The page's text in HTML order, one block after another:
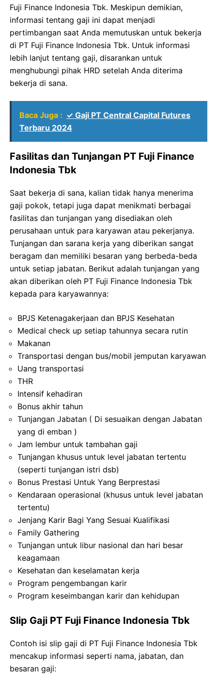
Fuji Finance Indonesia Tbk. Meskipun demikian,
informasi tentang gaji ini dapat menjadi
pertimbangan saat Anda memutuskan untuk bekerja
di PT Fuji Finance Indonesia Tbk. Untuk informasi
lebih lanjut tentang gaji, disarankan untuk
menghubungi pihak HRD setelah Anda diterima
bekerja di sana.
Baca Juga : ✓ Gaji PT Central Capital Futures
Terbaru 2024
Fasilitas dan Tunjangan PT Fuji Finance
Indonesia Tbk
Saat bekerja di sana, kalian tidak hanya menerima
gaji pokok, tetapi juga dapat menikmati berbagai
fasilitas dan tunjangan yang disediakan oleh
perusahaan untuk para karyawan atau pekerjanya.
Tunjangan dan sarana kerja yang diberikan sangat
beragam dan memiliki besaran yang berbeda-beda
untuk setiap jabatan. Berikut adalah tunjangan yang
akan diberikan oleh PT Fuji Finance Indonesia Tbk
kepada para karyawannya:
BPJS Ketenagakerjaan dan BPJS Kesehatan
Medical check up setiap tahunnya secara rutin
Makanan
Transportasi dengan bus/mobil jemputan karyawan
Uang transportasi
THR
Intensif kehadiran
Bonus akhir tahun
Tunjangan Jabatan ( Di sesuaikan dengan Jabatan
yang di emban )
Jam lembur untuk tambahan gaji
Tunjangan khusus untuk level jabatan tertentu
(seperti tunjangan istri dsb)
Bonus Prestasi Untuk Yang Berprestasi
Kendaraan operasional (khusus untuk level jabatan
tertentu)
Jenjang Karir Bagi Yang Sesuai Kualifikasi
Family Gathering
Tunjangan untuk libur nasional dan hari besar
keagamaan
Kesehatan dan keselamatan kerja
Program pengembangan karir
Program keseimbangan karir dan kehidupan
Slip Gaji PT Fuji Finance Indonesia Tbk
Contoh isi slip gaji di PT Fuji Finance Indonesia Tbk
mencakup informasi seperti nama, jabatan, dan
besaran gaji: